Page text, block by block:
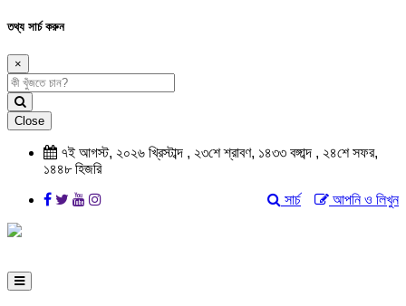
তথ্য সার্চ করুন
×
Close
৭ই আগস্ট, ২০২৬ খ্রিস্টাব্দ , ২৩শে শ্রাবণ, ১৪৩৩ বঙ্গাব্দ , ২৪শে সফর,
১৪৪৮ হিজরি
আপনি ও লিখুন
সার্চ